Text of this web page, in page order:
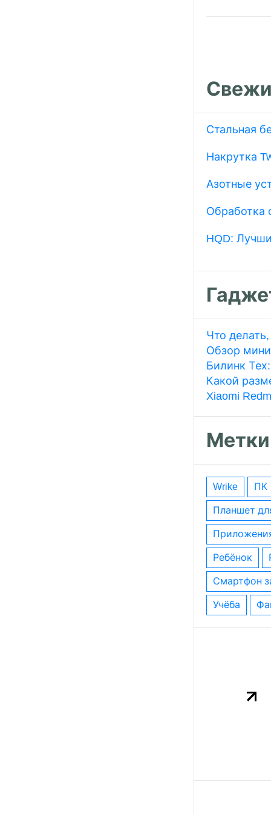
Стальная
Накрутка
Азотные
Обработка
HQD:
Что
Обзор
Билинк
Какой
Xiaomi
Метки
wrike ПК
планшет
ребёнок
смартфон
учёба